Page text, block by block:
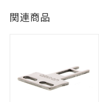
ソフトウェアの使用条件
対応状況 ※1
中国 RoHS 注意事項・
オムロン営業員または販売
関連商品
ご利用条件
以下の条件をお読
非含有に対応した
有に対応した製
商品です。
対応予定なし：